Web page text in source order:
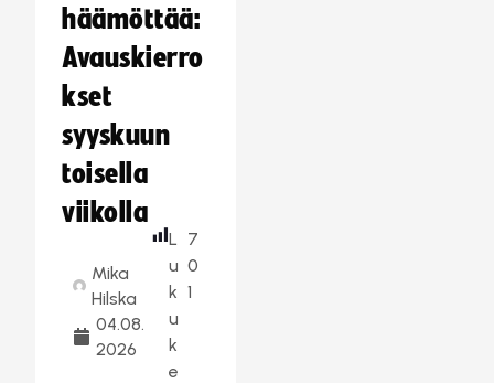
häämöttää:
Avauskierro
kset
syyskuun
toisella
viikolla
Mika
Hilska
04.08.
2026
L
u
k
u
k
e
7
0
1